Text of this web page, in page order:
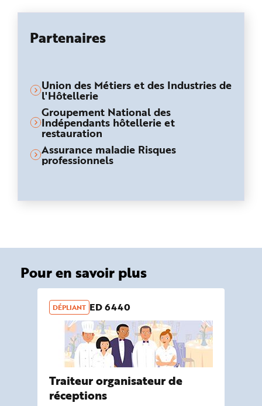
Partenaires
Union des Métiers et des Industries de
l'Hôtellerie
Groupement National des
Indépendants hôtellerie et
restauration
Assurance maladie Risques
professionnels
Pour en savoir plus
DÉPLIANT ED 6440
Traiteur organisateur de
réceptions